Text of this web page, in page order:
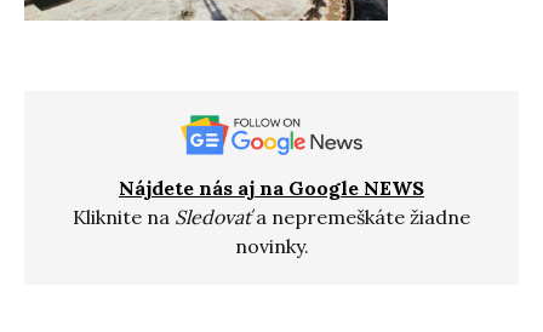
Nájdete nás aj na Google NEWS
Kliknite na Sledovaťa nepremeškáte žiadne
novinky.